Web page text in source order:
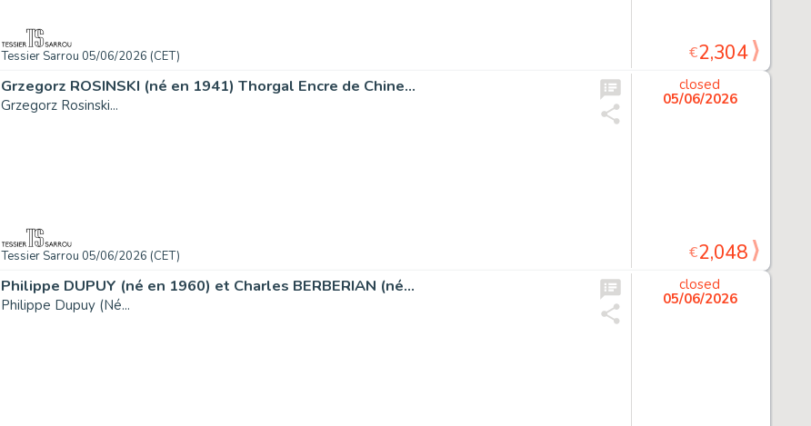
Tessier Sarrou 05/06/2026 (CET) €2,304
Grzegorz ROSINSKI (né en 1941) Thorgal Encre de Chine...
Grzegorz Rosinski...
Tessier Sarrou 05/06/2026 (CET)
closed
05/06/2026
€2,048
Philippe DUPUY (né en 1960) et Charles BERBERIAN (né...
Philippe Dupuy (Né...
closed
05/06/2026